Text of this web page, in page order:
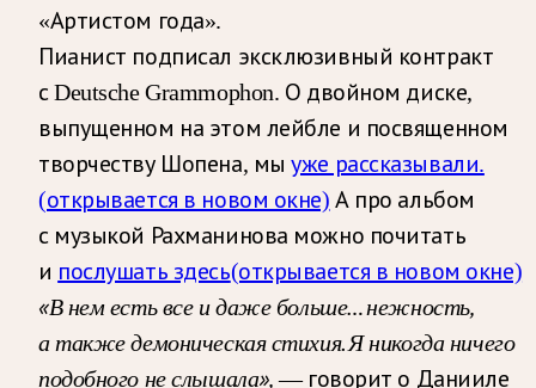
«Артистом года».
Пианист подписал эксклюзивный контракт
с Deutsche Grammophon. О двойном диске,
выпущенном на этом лейбле и посвященном
творчеству Шопена, мыуже рассказывали.
(открывается в новом окне) А про альбом
с музыкой Рахманинова можно почитать
и послушать здесь(открывается в новом окне)
«В нем есть все и даже больше… нежность,
а также демоническая стихия. Я никогда ничего
подобного не слышала»,— говорит о Данииле